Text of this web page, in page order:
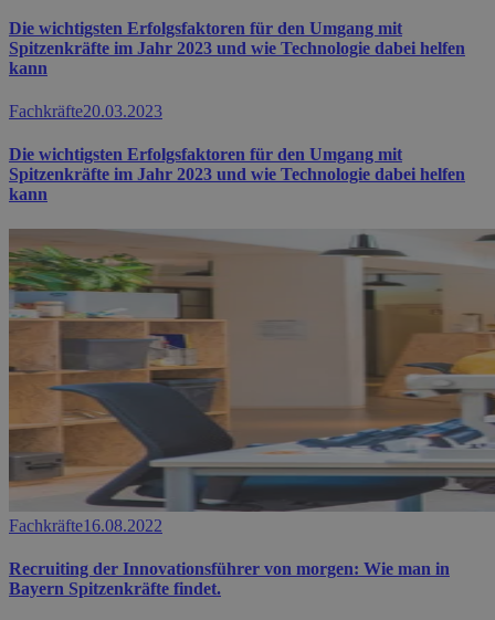
Die wichtigsten Erfolgsfaktoren für den Umgang mit
Spitzenkräfte im Jahr 2023 und wie Technologie dabei helfen
kann
Fachkräfte20.03.2023
Die wichtigsten Erfolgsfaktoren für den Umgang mit
Spitzenkräfte im Jahr 2023 und wie Technologie dabei helfen
kann
Fachkräfte16.08.2022
Recruiting der Innovationsführer von morgen: Wie man in
Bayern Spitzenkräfte findet.